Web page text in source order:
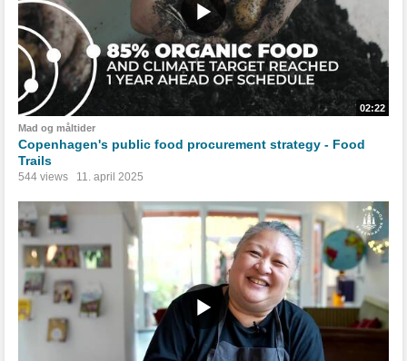
02:22
Mad og måltider
Copenhagen's public food procurement strategy - Food
Trails
544 views 11. april 2025